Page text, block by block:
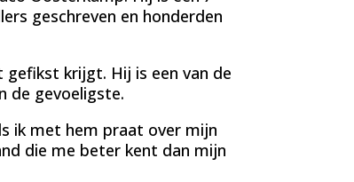
geschreven en honderden
krijgt. Hij is een van de
de gevoeligste.
ik met hem praat over mijn
die me beter kent dan mijn